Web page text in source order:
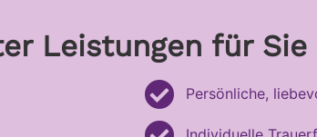
Leistungen für
Persönliche,